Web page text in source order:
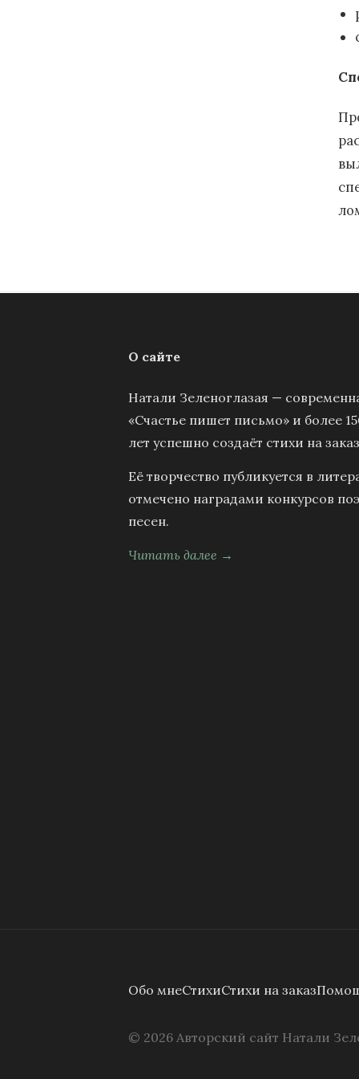
О сайте
Натали Зеленоглазая —
«Счастье пишет письмо» и более
лет успешно создаёт стихи на
Её творчество публикуется в
отмечено наградами конкурсов
песен.
Читать далее →
Обо мнеСтихиСтихи на заказ
© 2026 Авторский сайт Натали